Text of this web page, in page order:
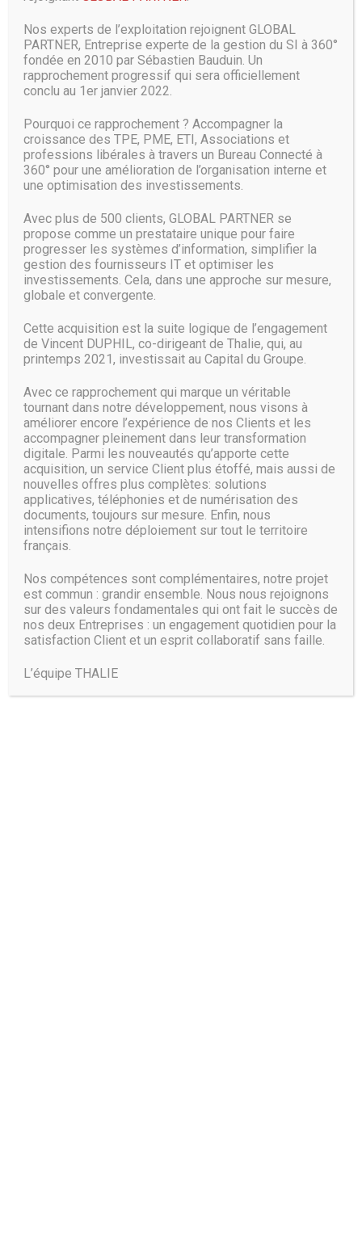
intéressante »
Le groupe d’Octave Klaba avait déjà avancé ses pions dans
Kubernetes en obtenant la précieuse certification remise
par la fondation CNCF (Cloud Native Computing
Kubernetes. D’ailleurs, le groupe mise également sur cette
proximité avec la communauté pour, dixit la société,
proposer une version standard des API du socle, dans ses
moutures 1.11 ou 1.12.
OVH mise également sur une tarification qu’il qualifie de «
prédictible et d’intéressante ». Les prix démarrent à 22
euros par mois (ou facturé à l’heure, 0,062 €) pour la mise
en place d’un cluster composé de 2 vCores et 7 Go de RAM.
A cela s’ajoute du stockage persistant (0,04 €, par Go et par
mois). Selon la société, « une infrastructure composée de 5
vCores reviendra à 110 € HT/mois ».
Notons qu’un service de load balancing est également au
2019. Un registre privé Docker est indiqué sur le site d’OVH
comme étant « bientôt disponible ».
Cette offre est aujourd’hui disponible depuis le datacenter
de Gravelines, mais OVH promet un déploiement dans les
prochains mois au sein des autres régions OVH dans le
monde.
Pour une clientèle en place
considérablement sa base d’utilisateurs avec ce nouveau
service. Pour lui, Kubernetes Managed Service cible plutôt
les clients du groupe, « ceux qui se posent la question et qui
préfèrent rester avec le même opérateur », pour mettre en
place leur cluster. D’autant que selon lui, ce service ne
plutôt des « petits budgets ».
Nos experts de l’exploitation rejoignent GLOBAL
PARTNER, Entreprise experte de la gestion du SI à 360°
fondée en 2010 par Sébastien Bauduin. Un
rapprochement progressif qui sera officiellement
conclu au 1er janvier 2022.
Pourquoi ce rapprochement ? Accompagner la
croissance des TPE, PME, ETI, Associations et
professions libérales à travers un Bureau Connecté à
360° pour une amélioration de l’organisation interne et
une optimisation des investissements.
Avec plus de 500 clients, GLOBAL PARTNER se
propose comme un prestataire unique pour faire
progresser les systèmes d’information, simplifier la
gestion des fournisseurs IT et optimiser les
investissements. Cela, dans une approche sur mesure,
globale et convergente.
Cette acquisition est la suite logique de l’engagement
de Vincent DUPHIL, co-dirigeant de Thalie, qui, au
printemps 2021, investissait au Capital du Groupe.
Avec ce rapprochement qui marque un véritable
tournant dans notre développement, nous visons à
améliorer encore l’expérience de nos Clients et les
accompagner pleinement dans leur transformation
digitale. Parmi les nouveautés qu’apporte cette
acquisition, un service Client plus étoffé, mais aussi de
nouvelles offres plus complètes: solutions
applicatives, téléphonies et de numérisation des
documents, toujours sur mesure. Enfin, nous
intensifions notre déploiement sur tout le territoire
français.
Nos compétences sont complémentaires, notre projet
est commun : grandir ensemble. Nous nous rejoignons
sur des valeurs fondamentales qui ont fait le succès de
nos deux Entreprises : un engagement quotidien pour la
satisfaction Client et un esprit collaboratif sans faille.
L’équipe THALIE